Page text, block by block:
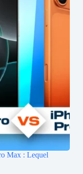
Max : Lequel